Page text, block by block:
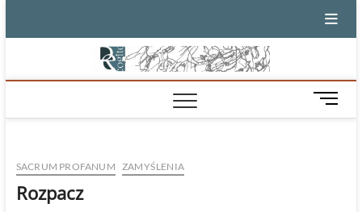
M
e
SACRUM PROFANUM ZAMYŚLENIA
Rozpacz